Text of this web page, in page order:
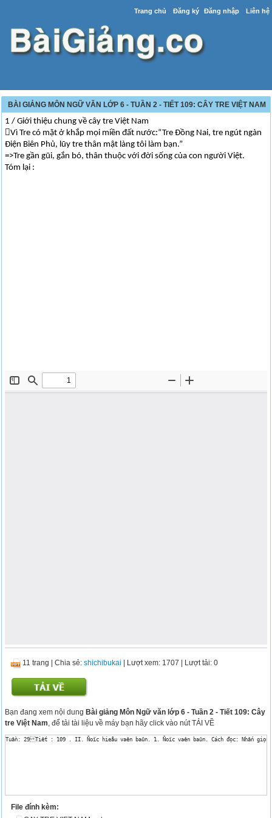
Trang chủ Đăng ký Đăng nhập Liên hệ
BÀI GIẢNG MÔN NGỮ VĂN LỚP 6 - TUẦN 2 - TIẾT 109: CÂY TRE VIỆT NAM
1 / Giới thiệu chung về cây tre Việt Nam
Vì Tre có mặt ở khắp mọi miền đất nước:“Tre Đồng Nai, tre ngút ngàn
Điện Biên Phủ, lũy tre thân mật làng tôi làm bạn.”
=>Tre gần gũi, gắn bó, thân thuộc với đời sống của con người Việt.
Tóm lại :
11 trang |Chia sẻ:shichibukai | Lượt xem: 1707 | Lượt tải: 0
Bạn đang xem nội dungBài giảng Môn Ngữ văn lớp 6 - Tuần 2 - Tiết 109: Cây
tre Việt Nam , để tải tài liệu về máy bạn hãy click vào nút TẢI VỀ
Tuần: 29Tiết : 109 . II. Ñoïc hieåu vaên baûn. 1. Ñoïc vaên baûn. Cách đọc: Nhấn
File đính kèm: